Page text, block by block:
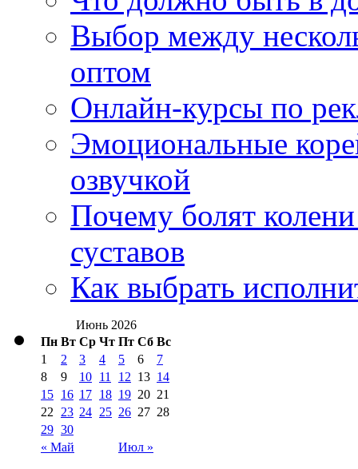
Выбор между
оптом
Онлайн-курсы по
Эмоциональные
озвучкой
Почему болят
суставов
Как выбрать
Июнь 2026
Пн Вт Ср Чт Пт Сб Вс
« Май Июл »
1 2 3 4 5 6
7
8
9 10 11 12 13 14
15 16 17 18 19 20 21
22
23 24 25 26 27 28
29 30